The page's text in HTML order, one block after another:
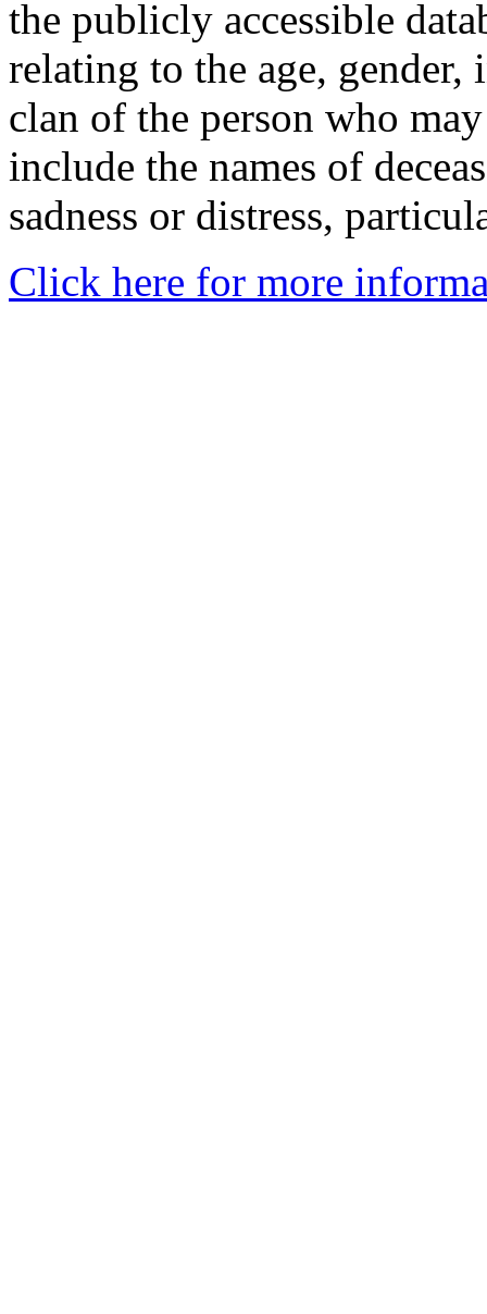
the publicly accessible
relating to the age,
clan of the person who
include the names of
sadness or distress,
Click here for more